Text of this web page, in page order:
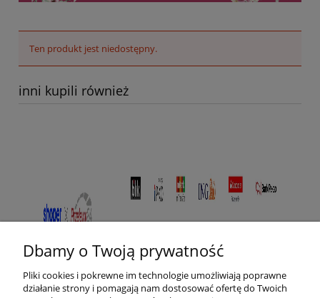
Ten produkt jest niedostępny.
inni kupili również
Dbamy o Twoją prywatność
Pliki cookies i pokrewne im technologie umożliwiają poprawne
działanie strony i pomagają nam dostosować ofertę do Twoich